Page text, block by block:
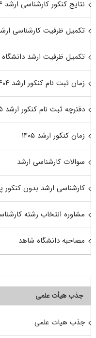
نتایج کنکور کارشناسی ارشد ۱۴۰۴
تکمیل ظرفیت کارشناسی ارشد
تکمیل ظرفیت ارشد دانشگاه آزاد
زمان ثبت نام کنکور ارشد ۱۴۰۴
دفترچه ثبت نام کنکور ارشد ۱۴۰۵
زمان کنکور ارشد ۱۴۰۵
سوالات کارشناسی ارشد
کارشناسی ارشد بدون
مشاوره انتخاب رشته
مصاحبه دانشگاه شاهد
جذب هیأت علمی
جذب هیات علمی